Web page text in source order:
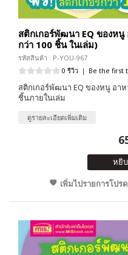
สติกเกอร์พัฒนา EQ ของหนู
กว่า 100 ชิ้น ในเล่ม)
รหัสสินค้า : P-YOU-967
0 รีวิว | Be the first
สติกเกอร์พัฒนา EQ ของหนู อา
ชิ้นภายในเล่ม
ดูรายละเอียดเพิ่มเติม
หยิ
เพิ่มไปรายการโปรด